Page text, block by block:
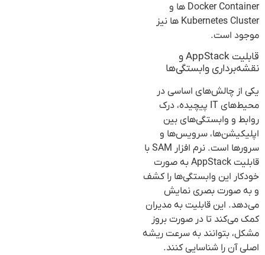
Docker Container ها و
Kubernetes Cluster ها نیز
موجود است.
قابلیت AppStack و
نقشه‌برداری وابستگی‌ها
یکی از چالش‌های اساسی در
محیط‌های IT پیچیده، درک
روابط و وابستگی‌های بین
اپلیکیشن‌ها، سرویس‌ها و
سرورها است. نرم افزار SAM با
قابلیت AppStack به صورت
خودکار این وابستگی‌ها را کشف
و به صورت بصری نمایش
می‌دهد. این قابلیت به مدیران
کمک می‌کند تا در صورت بروز
مشکل، بتوانند به سرعت ریشه
اصلی آن را شناسایی کنند.